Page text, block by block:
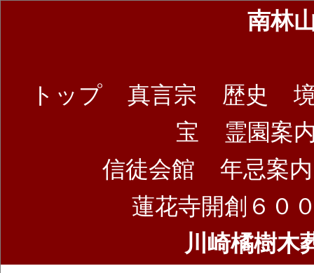
南林
トップ 真言宗 歴史
宝
霊園案
信徒会館
年忌案内
蓮花寺開創６０
川崎橘樹木